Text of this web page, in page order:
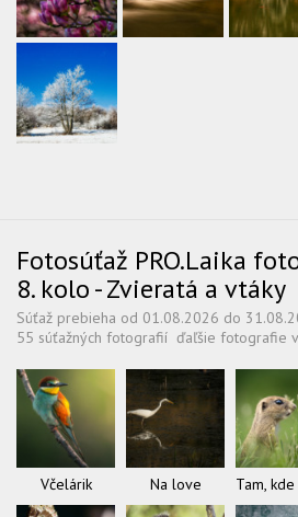
Fotosúťaž PRO.Laika
8. kolo - Zvieratá a vtáky
Súťaž prebieha od 01.08.2026 do
55 súťažných fotografií ďaľšie fotografie
Včelárik Na love